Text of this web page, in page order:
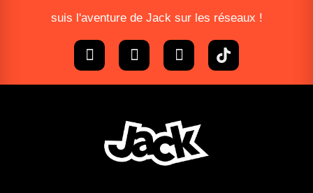
suis l'aventure de Jack sur les réseaux !